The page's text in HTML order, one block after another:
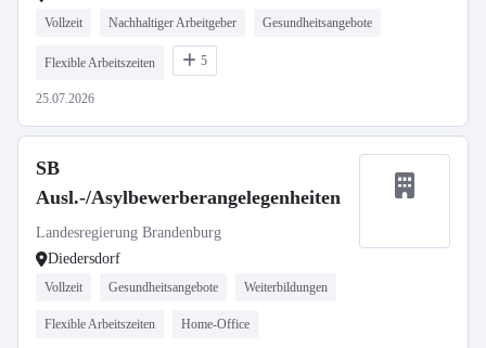
Vollzeit Nachhaltiger Arbeitgeber Gesundheitsangebote
Flexible Arbeitszeiten 5
25.07.2026
SB
Ausl.-/Asylbewerberangelegenheiten
Landesregierung Brandenburg
Diedersdorf
Vollzeit Gesundheitsangebote Weiterbildungen
Flexible Arbeitszeiten Home-Office